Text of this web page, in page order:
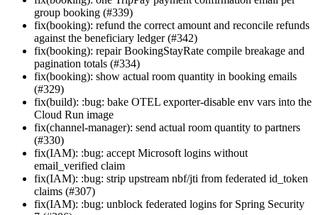
group booking (#339)
fix(booking): refund the correct amount and reconcile refunds
against the beneficiary ledger (#342)
fix(booking): repair BookingStayRate compile breakage and
pagination totals (#334)
fix(booking): show actual room quantity in booking emails
(#329)
fix(build): :bug: bake OTEL exporter-disable env vars into the
Cloud Run image
fix(channel-manager): send actual room quantity to partners
(#330)
fix(IAM): :bug: accept Microsoft logins without
email_verified claim
fix(IAM): :bug: strip upstream nbf/jti from federated id_token
claims (#307)
fix(IAM): :bug: unblock federated logins for Spring Security